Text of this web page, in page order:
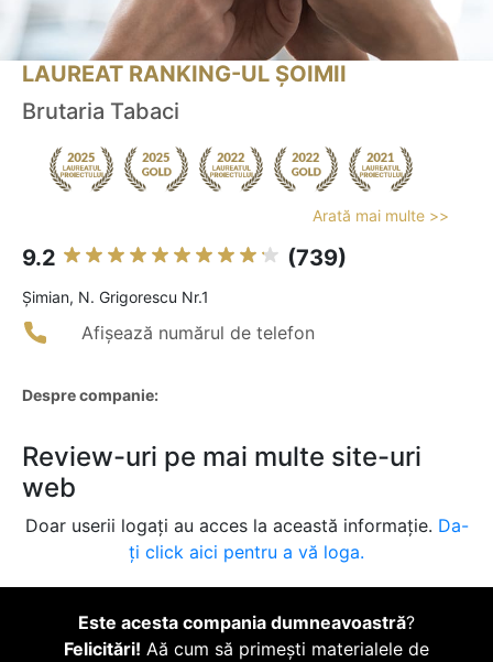
LAUREAT RANKING-UL ȘOIMII
Brutaria Tabaci
Arată mai multe >>
9.2 (739)
Şimian, N. Grigorescu Nr.1
Afișează numărul de telefon
Despre companie:
Review-uri pe mai multe site-uri
web
Doar userii logați au acces la această informație. Da-
ți click aici pentru a vă loga.
Este acesta compania dumneavoastră?
Felicitări! Aă cum să primești materialele de